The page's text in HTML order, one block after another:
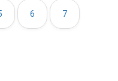
6 7